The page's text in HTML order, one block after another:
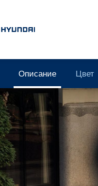
Описание Цвет